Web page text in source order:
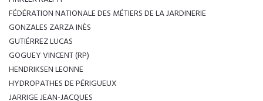
FÉDÉRATION NATIONALE DES MÉTIERS DE LA JARDINERIE
GONZALES ZARZA INÈS
GUTIÉRREZ LUCAS
GOGUEY VINCENT (RP)
HENDRIKSEN LEONNE
HYDROPATHES DE PÉRIGUEUX
JARRIGE JEAN-JACQUES